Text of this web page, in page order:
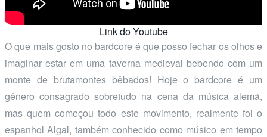
Link do Youtube
O que mais gosto no bardcore é que posso fechar os olhos e
imaginar estar em uma taverna medieval bebendo com um
monte de brutamontes bêbados! Hoje o bardcore é um
gênero consagrado sobretudo na cena da música alemã,
mas quem começou todo este movimento, realmente foi o
espanhol Algal, também conhecido como músico em tempo